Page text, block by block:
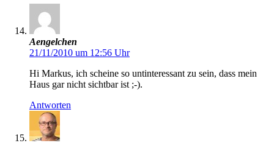
Aengelchen
21/11/2010 um 12:56 Uhr
Hi Markus, ich scheine so untinteressant zu sein, dass mein
Haus gar nicht sichtbar ist ;-).
Antworten